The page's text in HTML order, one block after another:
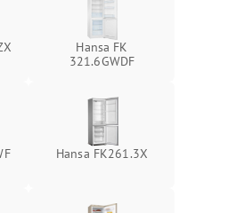
Hansa FK
321.6GWDF
Hansa FK261.3X